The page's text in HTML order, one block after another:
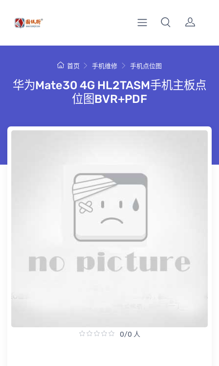
首页 手机维修 手机点位图
华为Mate30 4G HL2TASM手机主板点
位图BVR+PDF
0/0 人